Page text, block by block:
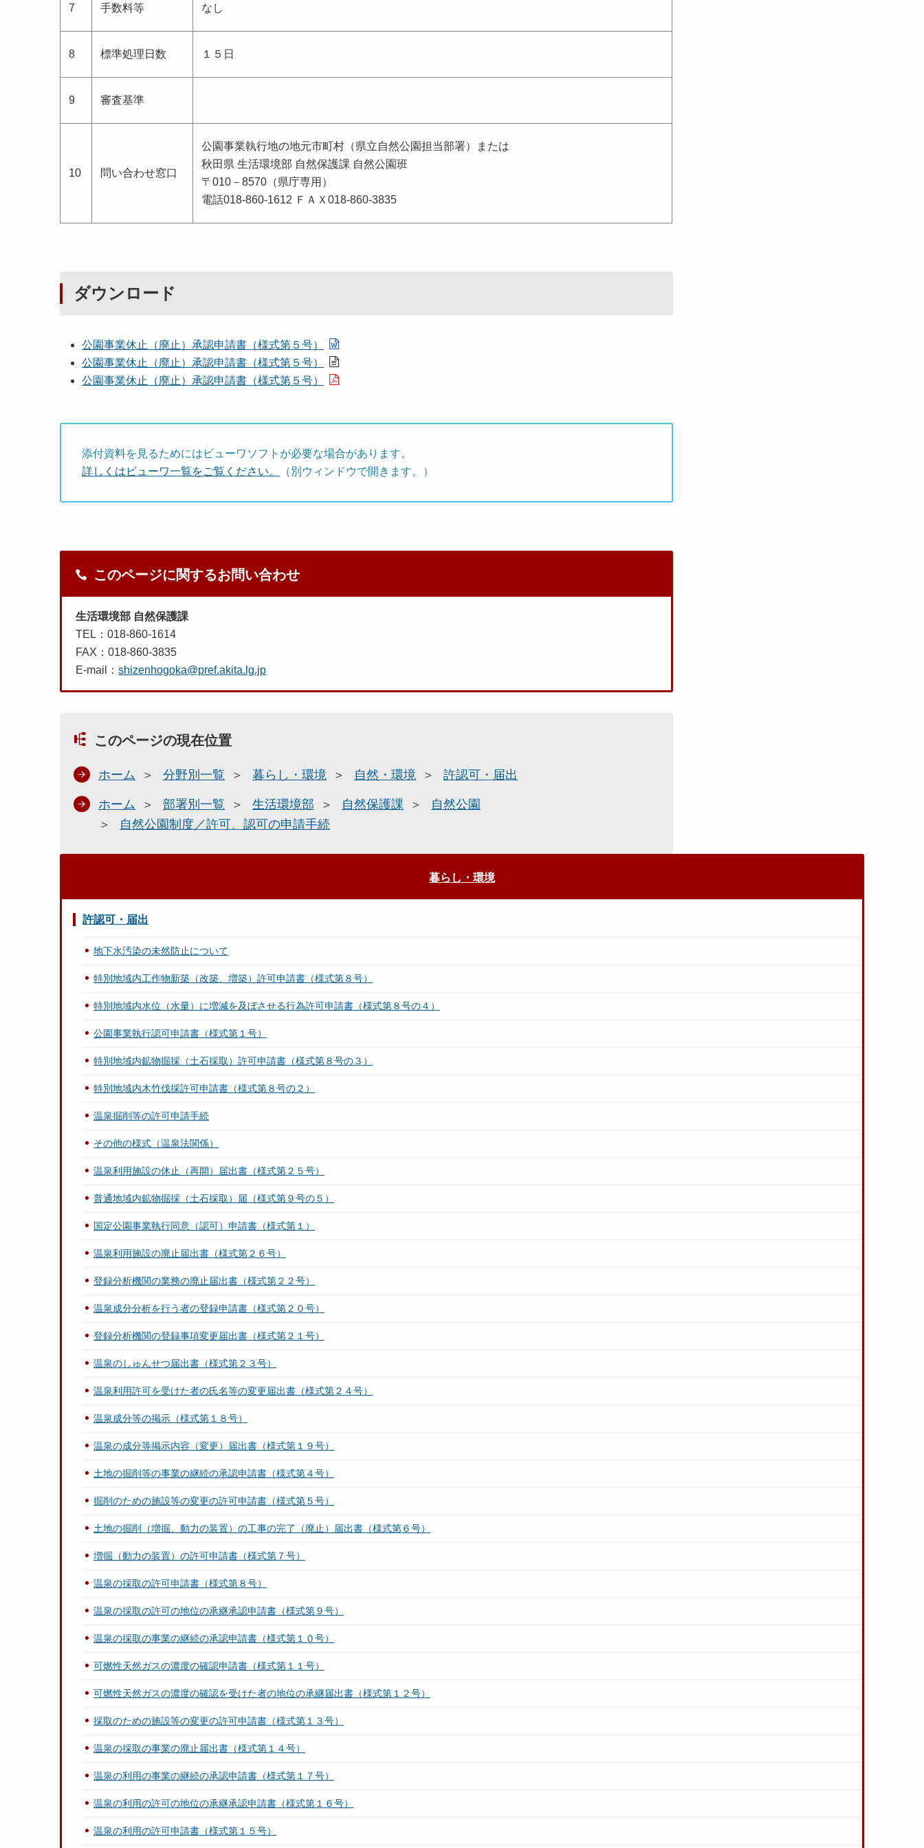
7 手数料等 なし
8 標準処理日数 １５日
9 審査基準
10 問い合わせ窓口
公園事業執行地の地元市町村（県立自然公園担当部署）または
秋田県 生活環境部 自然保護課 自然公園班
〒010－8570（県庁専用）
電話018-860-1612 ＦＡＸ018-860-3835
ダウンロード
公園事業休止（廃止）承認申請書（様式第５号）
公園事業休止（廃止）承認申請書（様式第５号）
公園事業休止（廃止）承認申請書（様式第５号）
添付資料を見るためにはビューワソフトが必要な場合があります。
詳しくはビューワ一覧をご覧ください。
（別ウィンドウで開きます。）
このページに関するお問い合わせ
生活環境部 自然保護課
TEL：018-860-1614
FAX：018-860-3835
E-mail： shizenhogoka@pref.akita.lg.jp
このページの現在位置
ホーム 分野別一覧 暮らし・環境 自然・環境 許認可・届出
ホーム 部署別一覧 生活環境部 自然保護課
自然公園
自然公園制度／許可、認可の申請手続
暮らし・環境
許認可・届出
地下水汚染の未然防止について
特別地域内工作物新築（改築、増築）許可申請書（様式第８号）
特別地域内水位（水量）に増減を及ぼさせる行為許可申請書（様式第８号の４）
公園事業執行認可申請書（様式第１号）
特別地域内鉱物掘採（土石採取）許可申請書（様式第８号の３）
特別地域内木竹伐採許可申請書（様式第８号の２）
温泉掘削等の許可申請手続
その他の様式（温泉法関係）
温泉利用施設の休止（再開）届出書（様式第２５号）
普通地域内鉱物掘採（土石採取）届（様式第９号の５）
国定公園事業執行同意（認可）申請書（様式第１）
温泉利用施設の廃止届出書（様式第２６号）
登録分析機関の業務の廃止届出書（様式第２２号）
温泉成分分析を行う者の登録申請書（様式第２０号）
登録分析機関の登録事項変更届出書（様式第２１号）
温泉のしゅんせつ届出書（様式第２３号）
温泉利用許可を受けた者の氏名等の変更届出書（様式第２４号）
温泉成分等の掲示（様式第１８号）
温泉の成分等掲示内容（変更）届出書（様式第１９号）
土地の掘削等の事業の継続の承認申請書（様式第４号）
掘削のための施設等の変更の許可申請書（様式第５号）
土地の掘削（増掘、動力の装置）の工事の完了（廃止）届出書（様式第６号）
増掘（動力の装置）の許可申請書（様式第７号）
温泉の採取の許可申請書（様式第８号）
温泉の採取の許可の地位の承継承認申請書（様式第９号）
温泉の採取の事業の継続の承認申請書（様式第１０号）
可燃性天然ガスの濃度の確認申請書（様式第１１号）
可燃性天然ガスの濃度の確認を受けた者の地位の承継届出書（様式第１２号）
採取のための施設等の変更の許可申請書（様式第１３号）
温泉の採取の事業の廃止届出書（様式第１４号）
温泉の利用の事業の継続の承認申請書（様式第１７号）
温泉の利用の許可の地位の承継承認申請書（様式第１６号）
温泉の利用の許可申請書（様式第１５号）